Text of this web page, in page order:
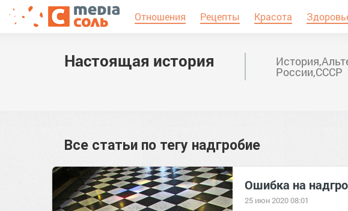
Отношения Рецепты Красота
Настоящая история
России,СССР
Все статьи по тегу надгробие
Ошибка на
25 июн 2020 08:01